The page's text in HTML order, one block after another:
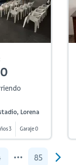
Lorena
3 Garaje 0
85